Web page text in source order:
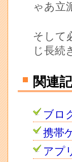
ゃあ立
そして
じ長続
関連
ブロ
携帯
アプ